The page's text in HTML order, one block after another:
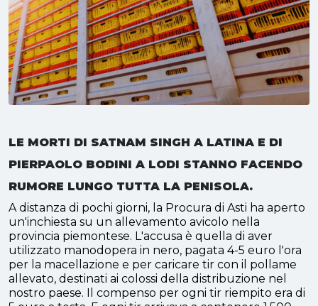
LE MORTI DI SATNAM SINGH A LATINA E DI
PIERPAOLO BODINI A LODI STANNO FACENDO
RUMORE LUNGO TUTTA LA PENISOLA.
A distanza di pochi giorni, la Procura di Asti ha aperto
un'inchiesta su un allevamento avicolo nella
provincia piemontese. L'accusa è quella di aver
utilizzato manodopera in nero, pagata 4-5 euro l'ora
per la macellazione e per caricare tir con il pollame
allevato, destinati ai colossi della distribuzione nel
nostro paese. Il compenso per ogni tir riempito era di